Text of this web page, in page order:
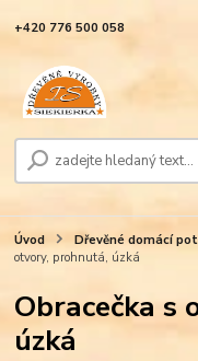
+420 776 500 058
Úvod Dřevěné domácí
otvory, prohnutá, úzká
Obracečka s
úzká